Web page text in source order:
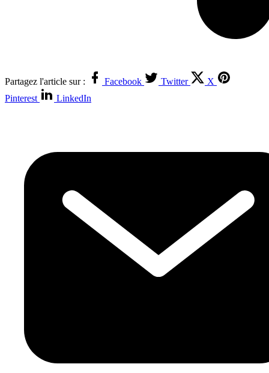
Partagez l'article sur : Facebook Twitter
X
Pinterest
LinkedIn